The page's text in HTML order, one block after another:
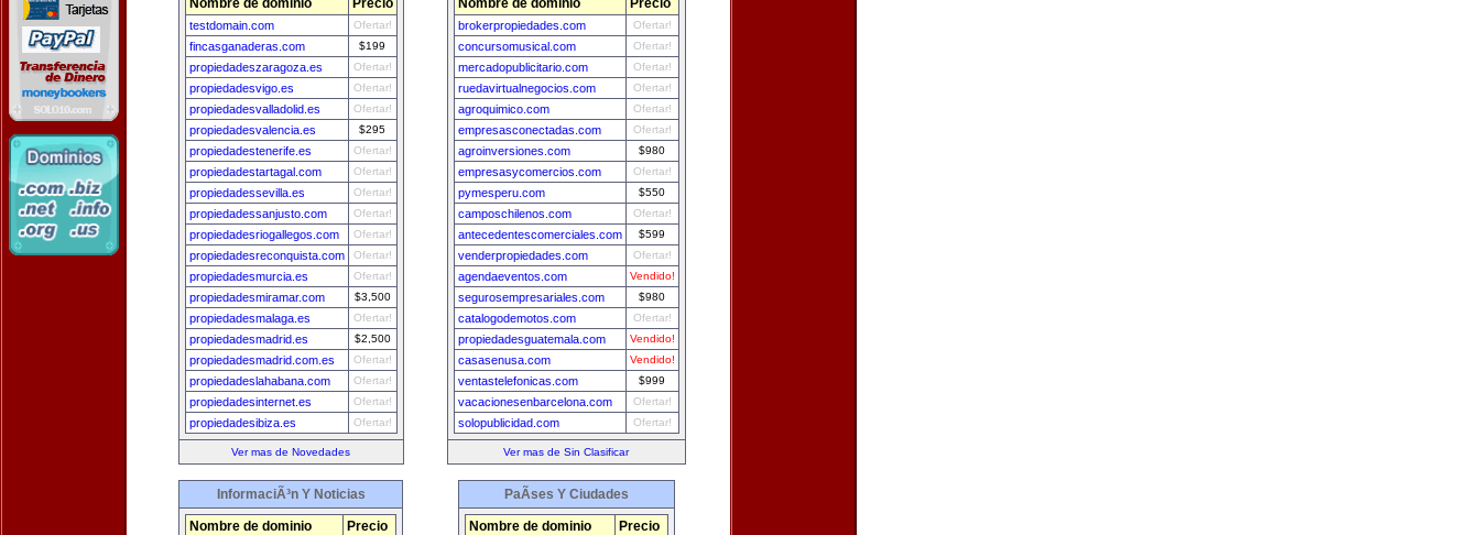
Nombre de dominio Precio
testdomain.com Ofertar!
fincasganaderas.com $199
propiedadeszaragoza.es Ofertar!
propiedadesvigo.es Ofertar!
propiedadesvalladolid.es Ofertar!
propiedadesvalencia.es $295
propiedadestenerife.es Ofertar!
propiedadestartagal.com Ofertar!
propiedadessevilla.es Ofertar!
propiedadessanjusto.com Ofertar!
propiedadesriogallegos.com Ofertar!
propiedadesreconquista.com Ofertar!
propiedadesmurcia.es Ofertar!
propiedadesmiramar.com $3,500
propiedadesmalaga.es Ofertar!
propiedadesmadrid.es $2,500
propiedadesmadrid.com.es Ofertar!
propiedadeslahabana.com Ofertar!
propiedadesinternet.es Ofertar!
propiedadesibiza.es Ofertar!
Ver mas de Novedades
Nombre de dominio Precio
brokerpropiedades.com Ofertar!
concursomusical.com Ofertar!
mercadopublicitario.com Ofertar!
ruedavirtualnegocios.com Ofertar!
agroquimico.com Ofertar!
empresasconectadas.com Ofertar!
agroinversiones.com $980
empresasycomercios.com Ofertar!
pymesperu.com $550
camposchilenos.com Ofertar!
antecedentescomerciales.com $599
venderpropiedades.com Ofertar!
agendaeventos.com Vendido!
segurosempresariales.com $980
catalogodemotos.com Ofertar!
propiedadesguatemala.com Vendido!
casasenusa.com Vendido!
ventastelefonicas.com $999
vacacionesenbarcelona.com Ofertar!
solopublicidad.com Ofertar!
Ver mas de Sin Clasificar
InformaciÃ³n Y Noticias
Nombre de dominio Precio
PaÃ­ses Y Ciudades
Nombre de dominio Precio